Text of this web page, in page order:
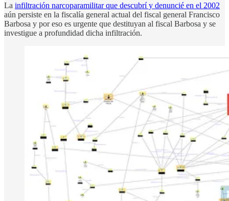
La infiltración narcoparamilitar que descubrí y denuncié en el 2002
aún persiste en la fiscalía general actual del fiscal general Francisco
Barbosa y por eso es urgente que destituyan al fiscal Barbosa y se
investigue a profundidad dicha infiltración.